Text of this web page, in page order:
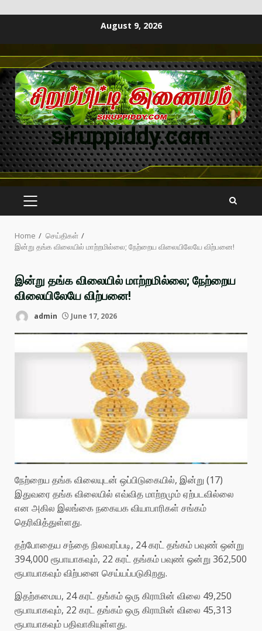
August 9, 2026
siruppiddy.com
Home
செய்திகள்
இன்று தங்க விலையில் மாற்றமில்லை; நேற்றைய விலையிலேயே விற்பனை!
இன்று தங்க விலையில் மாற்றமில்லை; நேற்றைய
விலையிலேயே விற்பனை!
admin June 17, 2026
நேற்றைய தங்க விலையுடன் ஒப்பிடுகையில், இன்று (17)
இதுவரை தங்க விலையில் எவ்வித மாற்றமும் ஏற்படவில்லை
என அகில இலங்கை நகையக வியாபாரிகள் சங்கம்
தெரிவித்துள்ளது.
தற்போதைய சந்தை நிலவரப்படி, 24 கரட் தங்கம் பவுண் ஒன்று
394,000 ரூபாயாகவும், 22 கரட் தங்கம் பவுண் ஒன்று 362,500
ரூபாயாகவும் விற்பனை செய்யப்படுகிறது.
இதற்கமைய, 24 கரட் தங்கம் ஒரு கிராமின் விலை 49,250
ரூபாயாகவும், 22 கரட் தங்கம் ஒரு கிராமின் விலை 45,313
ரூபாயாகவும் பதிவாகியுள்ளது.